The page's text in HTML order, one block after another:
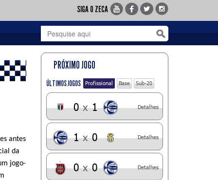
SIGA O ZECA
antes
da
jogo-
PRÓXIMO JOGO
ÚLTIMOS JOGOS Profissional Base Sub-20
0 x 1 Detalhes
1 x 0 Detalhes
0 x 0 Detalhes